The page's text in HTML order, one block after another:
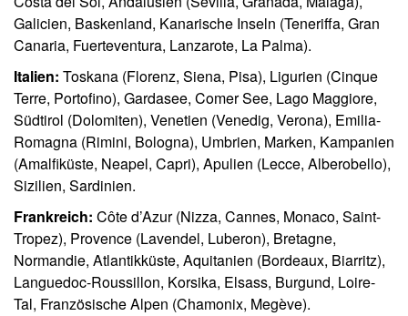
Galicien, Baskenland, Kanarische Inseln (Teneriffa, Gran
Canaria, Fuerteventura, Lanzarote, La Palma).
Italien: Toskana (Florenz, Siena, Pisa), Ligurien (Cinque
Terre, Portofino), Gardasee, Comer See, Lago Maggiore,
Südtirol (Dolomiten), Venetien (Venedig, Verona), Emilia-
Romagna (Rimini, Bologna), Umbrien, Marken, Kampanien
(Amalfiküste, Neapel, Capri), Apulien (Lecce, Alberobello),
Sizilien, Sardinien.
Frankreich: Côte d’Azur (Nizza, Cannes, Monaco, Saint-
Tropez), Provence (Lavendel, Luberon), Bretagne,
Normandie, Atlantikküste, Aquitanien (Bordeaux, Biarritz),
Languedoc-Roussillon, Korsika, Elsass, Burgund, Loire-
Tal, Französische Alpen (Chamonix, Megève).